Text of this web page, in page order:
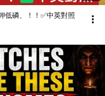
低磷、！！✅中英對照